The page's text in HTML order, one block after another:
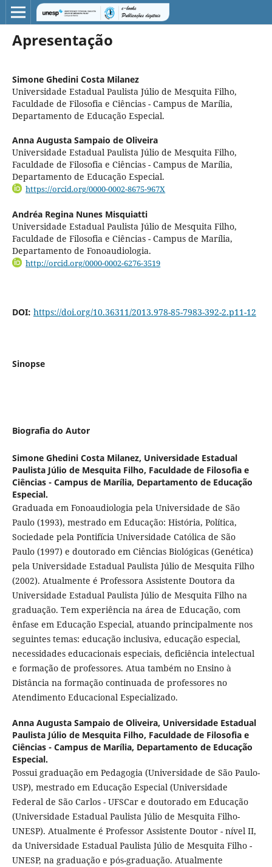
Apresentação
Simone Ghedini Costa Milanez
Universidade Estadual Paulista Júlio de Mesquita Filho,
Faculdade de Filosofia e Ciências - Campus de Marília,
Departamento de Educação Especial.
Anna Augusta Sampaio de Oliveira
Universidade Estadual Paulista Júlio de Mesquita Filho,
Faculdade de Filosofia e Ciências - Campus de Marília,
Departamento de Educação Especial.
https://orcid.org/0000-0002-8675-967X
Andréa Regina Nunes Misquiatti
Universidade Estadual Paulista Júlio de Mesquita Filho,
Faculdade de Filosofia e Ciências - Campus de Marília,
Departamento de Fonoaudiologia.
http://orcid.org/0000-0002-6276-3519
DOI: https://doi.org/10.36311/2013.978-85-7983-392-2.p11-12
Sinopse
Biografia do Autor
Simone Ghedini Costa Milanez, Universidade Estadual
Paulista Júlio de Mesquita Filho, Faculdade de Filosofia e
Ciências - Campus de Marília, Departamento de Educação
Especial.
Graduada em Fonoaudiologia pela Universidade de São
Paulo (1993), mestrado em Educação: História, Política,
Sociedade pela Pontifícia Universidade Católica de São
Paulo (1997) e doutorado em Ciências Biológicas (Genética)
pela Universidade Estadual Paulista Júlio de Mesquita Filho
(2002). Atualmente é Professora Assistente Doutora da
Universidade Estadual Paulista Júlio de Mesquita Filho na
graduação. Tem experiência na área de Educação, com
ênfase em Educação Especial, atuando principalmente nos
seguintes temas: educação inclusiva, educação especial,
necessidades educacionais especiais, deficiência intelectual
e formação de professores. Atua também no Ensino à
Distância na formação continuada de professores no
Atendimento Educacional Especializado.
Anna Augusta Sampaio de Oliveira, Universidade Estadual
Paulista Júlio de Mesquita Filho, Faculdade de Filosofia e
Ciências - Campus de Marília, Departamento de Educação
Especial.
Possui graduação em Pedagogia (Universidade de São Paulo-
USP), mestrado em Educação Especial (Universidade
Federal de São Carlos - UFSCar e doutorado em Educação
(Universidade Estadual Paulista Júlio de Mesquita Filho-
UNESP). Atualmente é Professor Assistente Doutor - nível II,
da Universidade Estadual Paulista Júlio de Mesquita Filho -
UNESP, na graduação e pós-graduação. Atualmente